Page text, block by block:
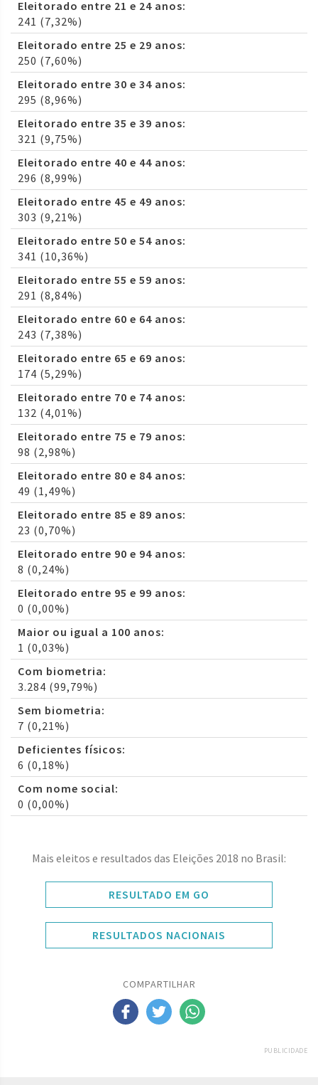
Eleitorado entre 21 e 24 anos:
241 (7,32%)
Eleitorado entre 25 e 29 anos:
250 (7,60%)
Eleitorado entre 30 e 34 anos:
295 (8,96%)
Eleitorado entre 35 e 39 anos:
321 (9,75%)
Eleitorado entre 40 e 44 anos:
296 (8,99%)
Eleitorado entre 45 e 49 anos:
303 (9,21%)
Eleitorado entre 50 e 54 anos:
341 (10,36%)
Eleitorado entre 55 e 59 anos:
291 (8,84%)
Eleitorado entre 60 e 64 anos:
243 (7,38%)
Eleitorado entre 65 e 69 anos:
174 (5,29%)
Eleitorado entre 70 e 74 anos:
132 (4,01%)
Eleitorado entre 75 e 79 anos:
98 (2,98%)
Eleitorado entre 80 e 84 anos:
49 (1,49%)
Eleitorado entre 85 e 89 anos:
23 (0,70%)
Eleitorado entre 90 e 94 anos:
8 (0,24%)
Eleitorado entre 95 e 99 anos:
0 (0,00%)
Maior ou igual a 100 anos:
1 (0,03%)
Com biometria:
3.284 (99,79%)
Sem biometria:
7 (0,21%)
Deficientes físicos:
6 (0,18%)
Com nome social:
0 (0,00%)
Mais eleitos e resultados das Eleições 2018 no Brasil:
RESULTADO EM GO
RESULTADOS NACIONAIS
COMPARTILHAR
PUBLICIDADE